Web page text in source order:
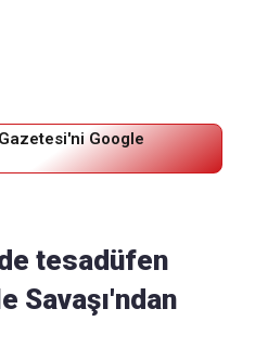
Google
tesadüfen
Savaşı'ndan